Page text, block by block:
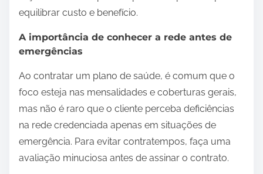
equilibrar custo e benefício.
A importância de conhecer a rede antes de
emergências
Ao contratar um plano de saúde, é comum que o
foco esteja nas mensalidades e coberturas gerais,
mas não é raro que o cliente perceba deficiências
na rede credenciada apenas em situações de
emergência. Para evitar contratempos, faça uma
avaliação minuciosa antes de assinar o contrato.